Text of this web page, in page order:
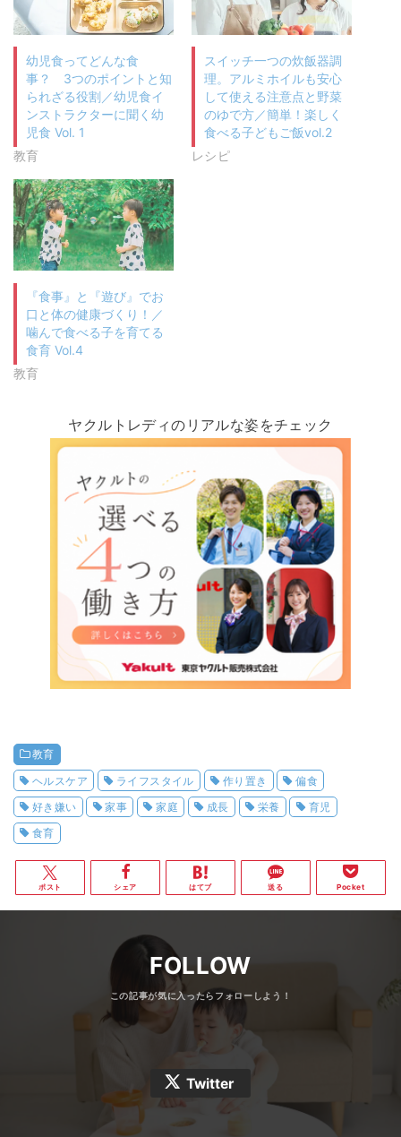
幼児食ってどんな食
事？ 3つのポイントと知
られざる役割／幼児食イ
ンストラクターに聞く幼
児食 Vol. 1
教育
スイッチ一つの炊飯器調
理。アルミホイルも安心
して使える注意点と野菜
のゆで方／簡単！楽しく
食べる子どもご飯vol.2
レシピ
『食事』と『遊び』でお
口と体の健康づくり！／
噛んで食べる子を育てる
食育 Vol.4
教育
ヤクルトレディのリアルな姿をチェック
教育
ヘルスケア
ライフスタイル 作り置き
偏食
好き嫌い
家事 家庭 成長 栄養
育児
食育
ポスト シェア はてブ 送る Pocket
FOLLOW
Twitter